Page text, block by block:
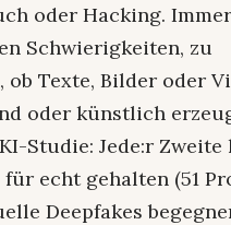
oder Hacking.
Schwierigkeiten, zu
Texte, Bilder oder
oder künstlich
Studie: Jede:r Zweite
echt gehalten (51
Deepfakes